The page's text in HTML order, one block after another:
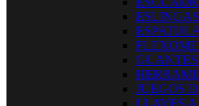
GUANTES
JUEGOS
LLAVES